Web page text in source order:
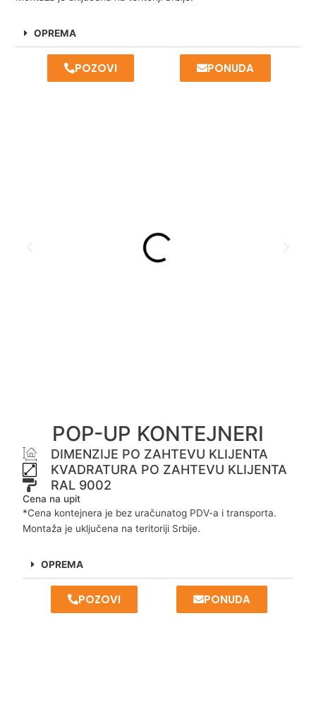
OPREMA
POZOVI PONUDA
POP-UP KONTEJNERI
DIMENZIJE PO ZAHTEVU KLIJENTA
KVADRATURA PO ZAHTEVU KLIJENTA
RAL 9002
Cena na upit
*Cena kontejnera je bez uračunatog PDV-a i transporta.
Montaža je uključena na teritoriji Srbije.
OPREMA
POZOVI PONUDA